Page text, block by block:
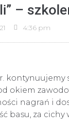
–
4:36 pm
r.
okiem
nagrań i
basu, za